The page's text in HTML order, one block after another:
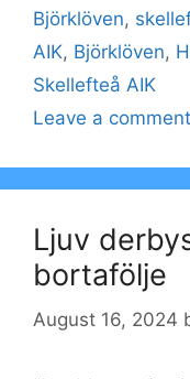
Categories
Björklöven,
Tags
AIK, Björklöven,
Skellefteå AIK
Leave a comment
Ljuv
bortafölje
August 16, 2024